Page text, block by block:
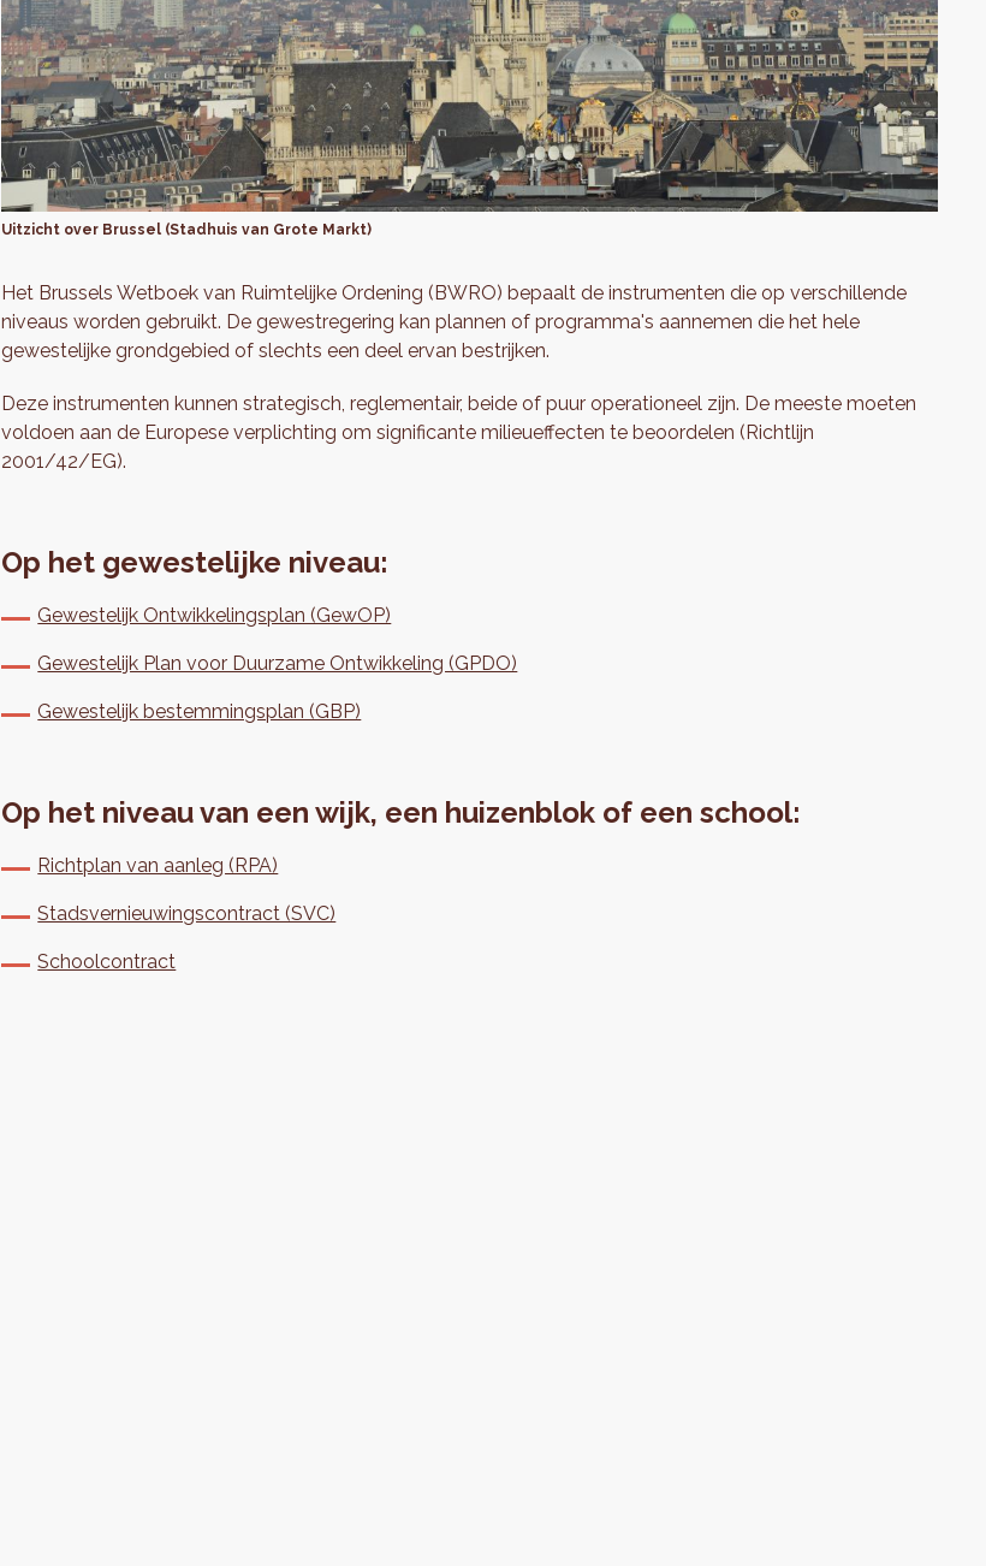
Uitzicht over Brussel (Stadhuis van Grote Markt)
Het Brussels Wetboek van Ruimtelijke Ordening (BWRO) bepaalt de instrumenten die op verschillende
niveaus worden gebruikt. De gewestregering kan plannen of programma's aannemen die het hele
gewestelijke grondgebied of slechts een deel ervan bestrijken.
Deze instrumenten kunnen strategisch, reglementair, beide of puur operationeel zijn. De meeste moeten
voldoen aan de Europese verplichting om significante milieueffecten te beoordelen (Richtlijn
2001/42/EG).
Op het gewestelijke niveau:
Gewestelijk Ontwikkelingsplan (GewOP)
Gewestelijk Plan voor Duurzame Ontwikkeling (GPDO)
Gewestelijk bestemmingsplan (GBP)
Op het niveau van een wijk, een huizenblok of een school:
Richtplan van aanleg (RPA)
Stadsvernieuwingscontract (SVC)
Schoolcontract